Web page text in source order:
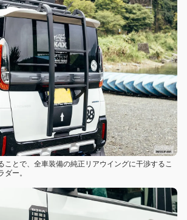
ことで、全車装備の純正リアウイングに干渉するこ
ダー。